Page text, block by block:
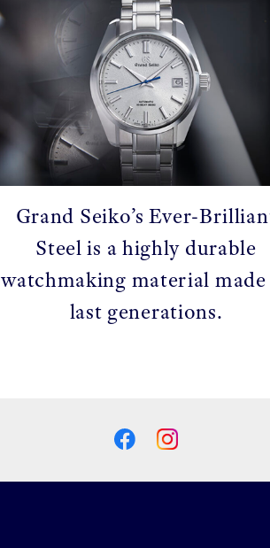
Grand Seiko’s Ever-
Steel is a highly durable
watchmaking material
last generations.